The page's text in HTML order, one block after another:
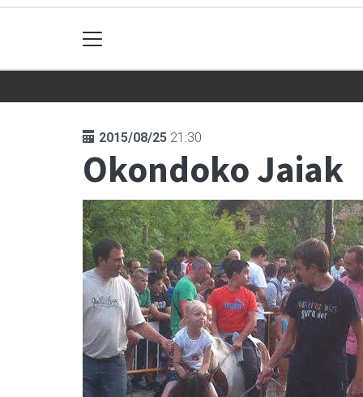
2015/08/25 21:30
Okondoko Jaiak